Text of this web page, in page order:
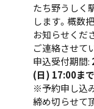
たち野うしく
します。概数
お知らせくだ
ご連絡させて
申込受付期間:
(日) 17:00まで
※予約申し込
締め切らせて
クラブ活